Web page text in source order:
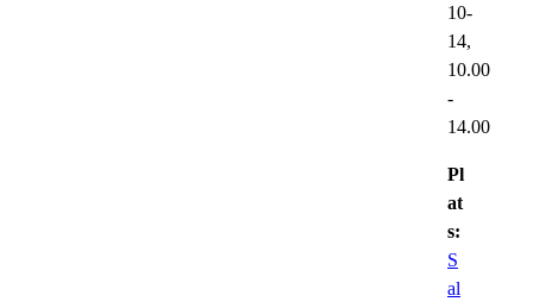
10-
14,
10.00
-
14.00
Pl
at
s:
S
al